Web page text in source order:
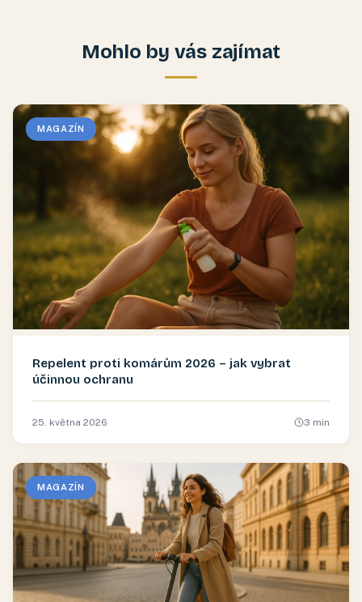
Mohlo by vás zajímat
MAGAZÍN
Repelent proti komárům 2026 – jak vybrat
účinnou ochranu
25. května 2026 3 min
MAGAZÍN